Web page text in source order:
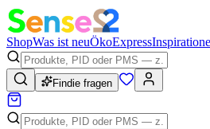
ShopWas ist neuÖkoExpress
Findie fragen